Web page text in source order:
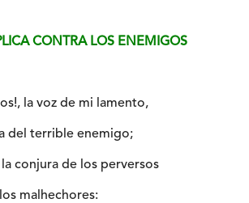
CONTRA LOS ENEMIGOS
la voz de mi lamento,
del terrible enemigo;
conjura de los perversos
malhechores: